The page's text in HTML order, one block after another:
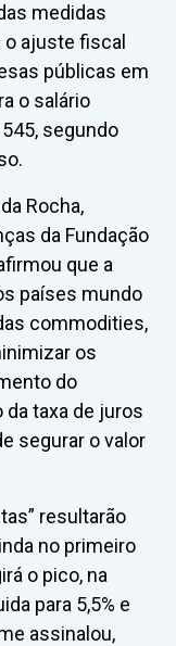
medidas
ajuste fiscal
públicas em
o salário
segundo
Rocha,
da Fundação
que a
países mundo
commodities,
os
do
taxa de juros
segurar o valor
resultarão
no primeiro
o pico, na
para 5,5% e
assinalou,